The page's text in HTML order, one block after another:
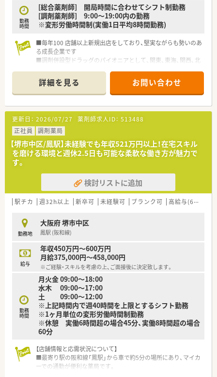
勤務
時間
[総合薬剤師] 開局時間に合わせてシフト制勤務
[調剤薬剤師] 9:00～19:00内の勤務
※変形労働時間制(実働1日平均8時間勤務)
■毎年100 店舗以上新規出店をしており、堅実ながらも勢いのあ
る成長企業です
■調剤併設型ドラッグのパイオニアとして、関東、東海、関西、北
■研修制度は様々なプランがあり、集合研修だけでなく任意で受
講可能な研修も幅広く用意されています
■店舗で活躍する従業員、社外で活躍する従業員、将来経営幹部
となる従業員など、薬剤師として様々な活躍ができるフィールド
を用意されています
■総合薬剤師・調剤薬剤師（土日休み・19時までの勤務）どちらか
の働き方を選択できます
■調剤併設型だけでなく「医療モール・クリニック併設店舗」「敷
地内薬局」「訪問調剤特化型店舗」など様々な店舗を運営してい
ます
50店舗以上、無菌調剤室は業界最多の51店舗設置しています
■「プラチナくるみん認定企業」「健康経営優良法人2023（大規模
法人部門）認定」等を取得し一人ひとりが働きやすい環境が整備
されています
があるのも特徴です
詳細を見る お問い合わせ
更新日： 2026/07/27 薬剤師求人ID： 513488
正社員
調剤薬局
【堺市中区/鳳駅】未経験でも年収521万円以上！在宅スキル
を磨ける環境と週休2.5日も可能な柔軟な働き方が魅力で
す。
検討リストに追加
駅チカ 週32h以上 新卒可 未経験可 ブランク可 高給与(600万円以上)
勤務地
大阪府 堺市中区
鳳駅 (阪和線)
給与
年収450万円～600万円
月給375,000円～458,000円
※ご経験・スキルを考慮の上、ご面接後に決定致します。
勤務
時間
月火金 09:00～18:00
水木 09:00～17:00
土 09:00～12:00
※上記時間内で週40時間を上限とするシフト勤務
※1ヶ月単位の変形労働時間制勤務
※休憩 実働6時間超の場合45分、実働8時間超の場合
60分
【店舗情報と応需状況について】
■最寄り駅の阪和線「鳳駅」から車で約5分の場所にあり、マイカ
ーでの通勤が便利な薬局です。